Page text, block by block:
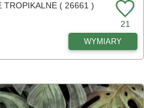
TROPIKALNE ( 26661 )
21
WYMIARY